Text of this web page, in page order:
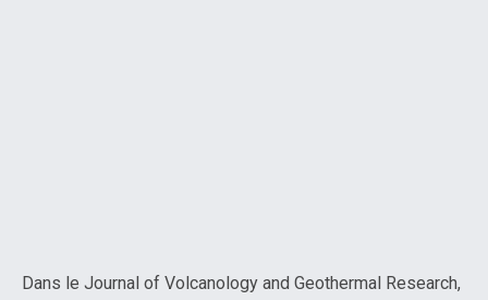
Dans le Journal of Volcanology and Geothermal Research,